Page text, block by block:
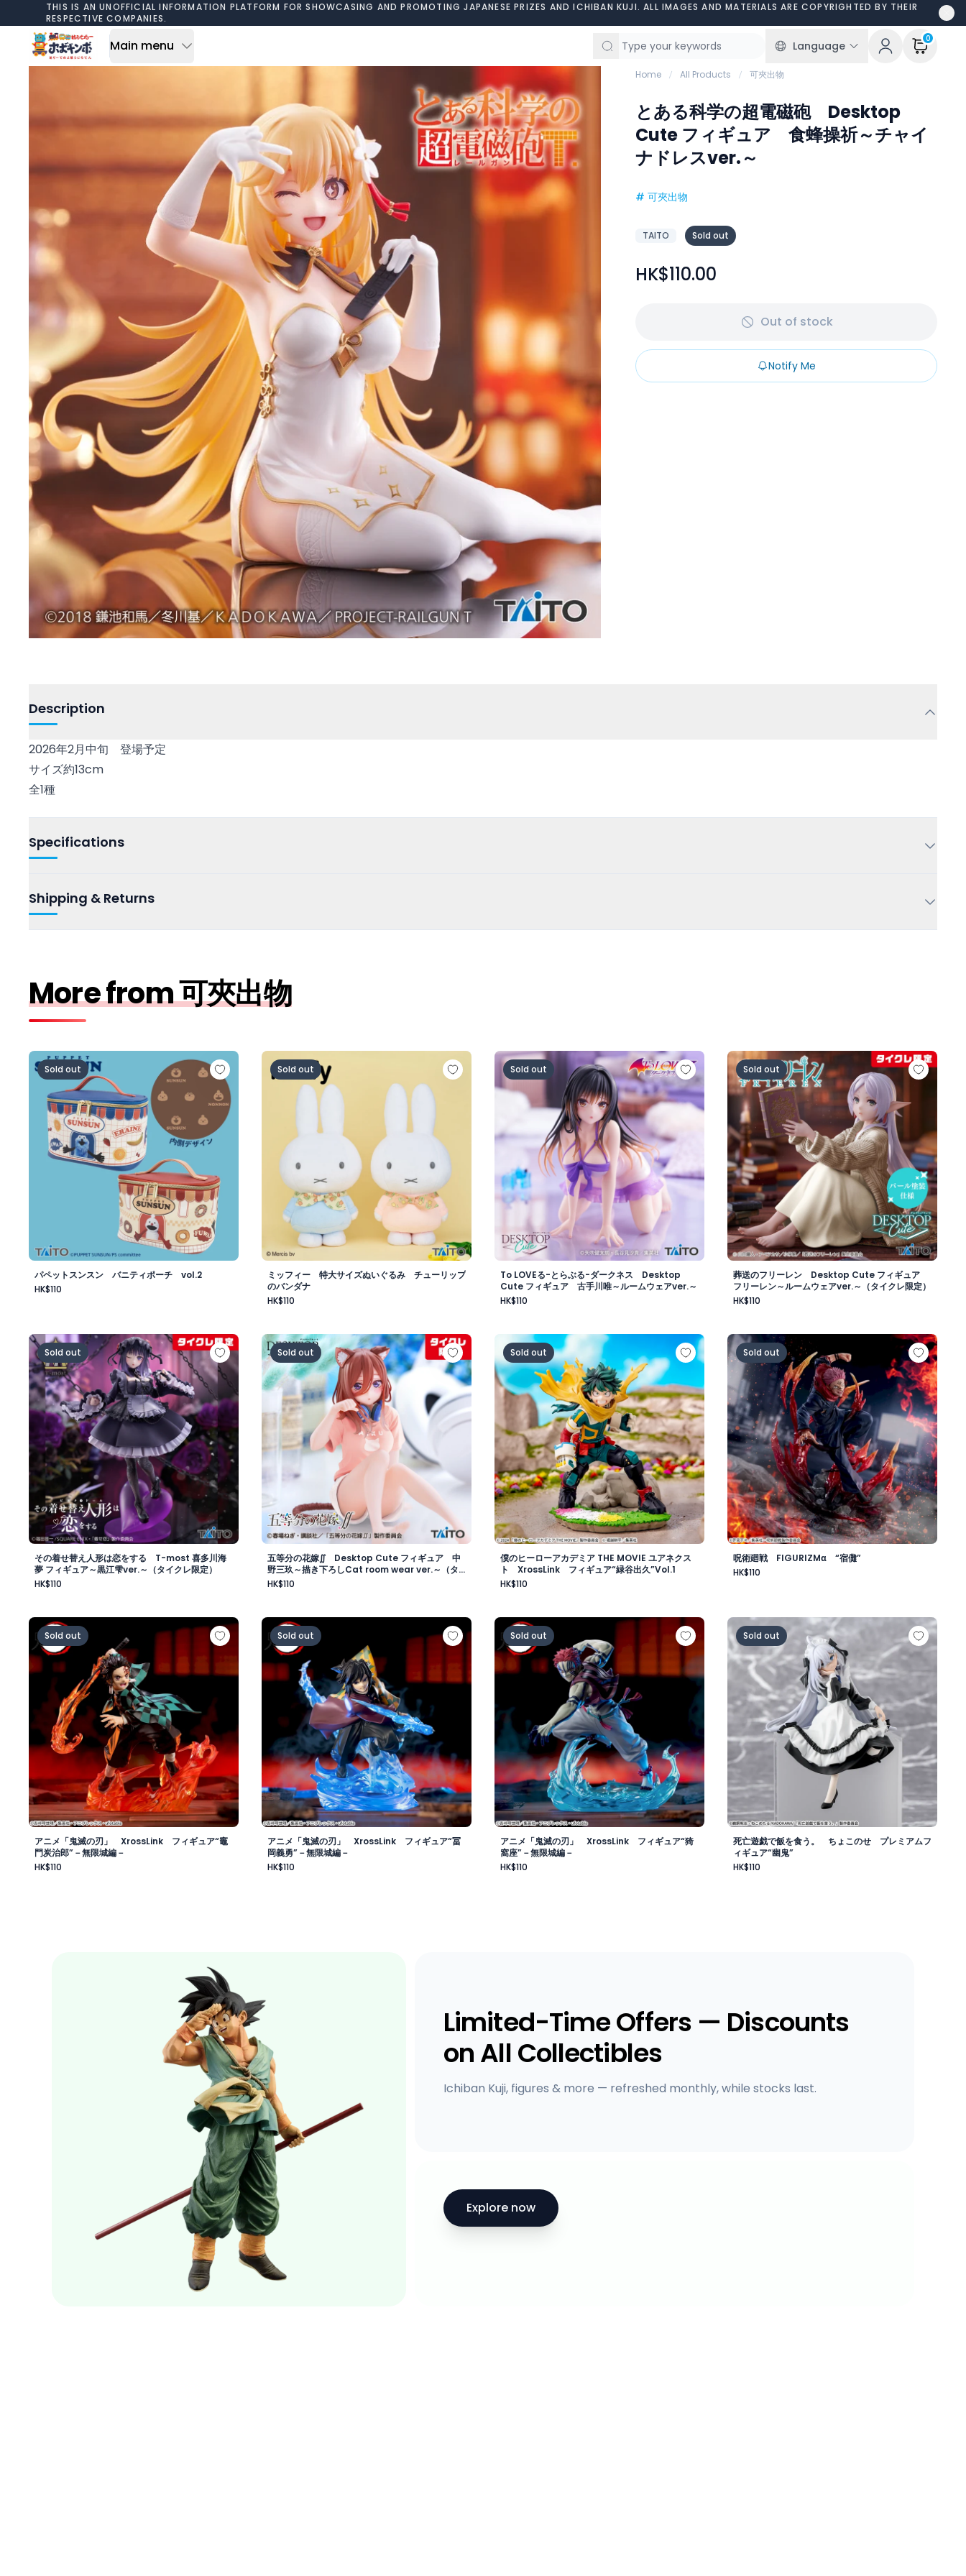
Skip to contentTHIS IS AN UNOFFICIAL INFORMATION PLATFORM FOR SHOWCASING AND PROMOTING JAPANESE PRIZES AND ICHIBAN KUJI. ALL IMAGES AND MATERIALS ARE COPYRIGHTED BY THEIR
RESPECTIVE COMPANIES.
Main menu Language
0
Home All Products 可夾出物
とある科学の超電磁砲 Desktop
Cute フィギュア 食蜂操祈～チャイ
ナドレスver.～
# 可夾出物
TAITO Sold out
HK$110.00
Out of stock
Notify Me
Description
2026年2月中旬 登場予定
サイズ約13cm
全1種
Specifications
Shipping & Returns
More from 可夾出物
パペットスンスン バニティポーチ vol.2
Sold out
パペットスンスン バニティポーチ vol.2
HK$110
ミッフィー 特大サイズぬいぐるみ チューリップのバンダナ
Sold out
ミッフィー 特大サイズぬいぐるみ チューリップ
のバンダナ
HK$110
To LOVEる-とらぶる-ダークネス Desktop Cute フィギュア 古手川唯～ルームウェア
Sold out
To LOVEる-とらぶる-ダークネス Desktop
Cute フィギュア 古手川唯～ルームウェアver.～
HK$110
葬送のフリーレン Desktop Cute フィギュ
Sold out
葬送のフリーレン Desktop Cute フィギュア
フリーレン～ルームウェアver.～（タイクレ限定）
HK$110
その着せ替え人形は恋をする T-most 喜多川海夢 フィギュア～黒江雫ver.～（タイクレ限定）
Sold out
その着せ替え人形は恋をする T-most 喜多川海
夢 フィギュア～黒江雫ver.～（タイクレ限定）
HK$110
五等分の花嫁∬ Desktop Cute フィギュア 中野三玖～描き下ろしCat room wear ver.～（タイクレ限定）
Sold out
五等分の花嫁∬ Desktop Cute フィギュア 中
野三玖～描き下ろしCat room wear ver.～（タ
イクレ限定）
HK$110
僕のヒーローアカデミア THE MOVIE ユアネクスト XrossLink フィギュア“緑谷出久”Vol.1
Sold out
僕のヒーローアカデミア THE MOVIE ユアネクス
ト XrossLink フィギュア“緑谷出久”Vol.1
HK$110
呪術廻戦 FIGURIZMα “宿儺”
Sold out
呪術廻戦 FIGURIZMα “宿儺”
HK$110
アニメ「鬼滅の刃」 XrossLink フィギュア“竈門炭治郎”－無限城編－
Sold out
アニメ「鬼滅の刃」 XrossLink フィギュア“竈
門炭治郎”－無限城編－
HK$110
アニメ「鬼滅の刃」 XrossLink フィギュア“冨岡義勇”－無限城編－
Sold out
アニメ「鬼滅の刃」 XrossLink フィギュア“冨
岡義勇”－無限城編－
HK$110
アニメ「鬼滅の刃」 XrossLink フィギュア“猗窩座”－無限城編－
Sold out
アニメ「鬼滅の刃」 XrossLink フィギュア“猗
窩座”－無限城編－
HK$110
死亡遊戯で飯を食う。 ちょこのせ プレミア
Sold out
死亡遊戯で飯を食う。 ちょこのせ プレミアムフ
ィギュア“幽鬼”
HK$110
Limited-Time Offers — Discounts
on All Collectibles
Ichiban Kuji, figures & more — refreshed monthly, while stocks last.
Explore now